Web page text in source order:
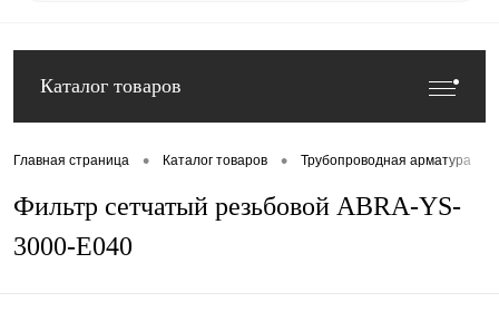
Каталог товаров
Главная страница • Каталог товаров • Трубопроводная арматура
Фильтр сетчатый резьбовой ABRA-YS-
3000-E040